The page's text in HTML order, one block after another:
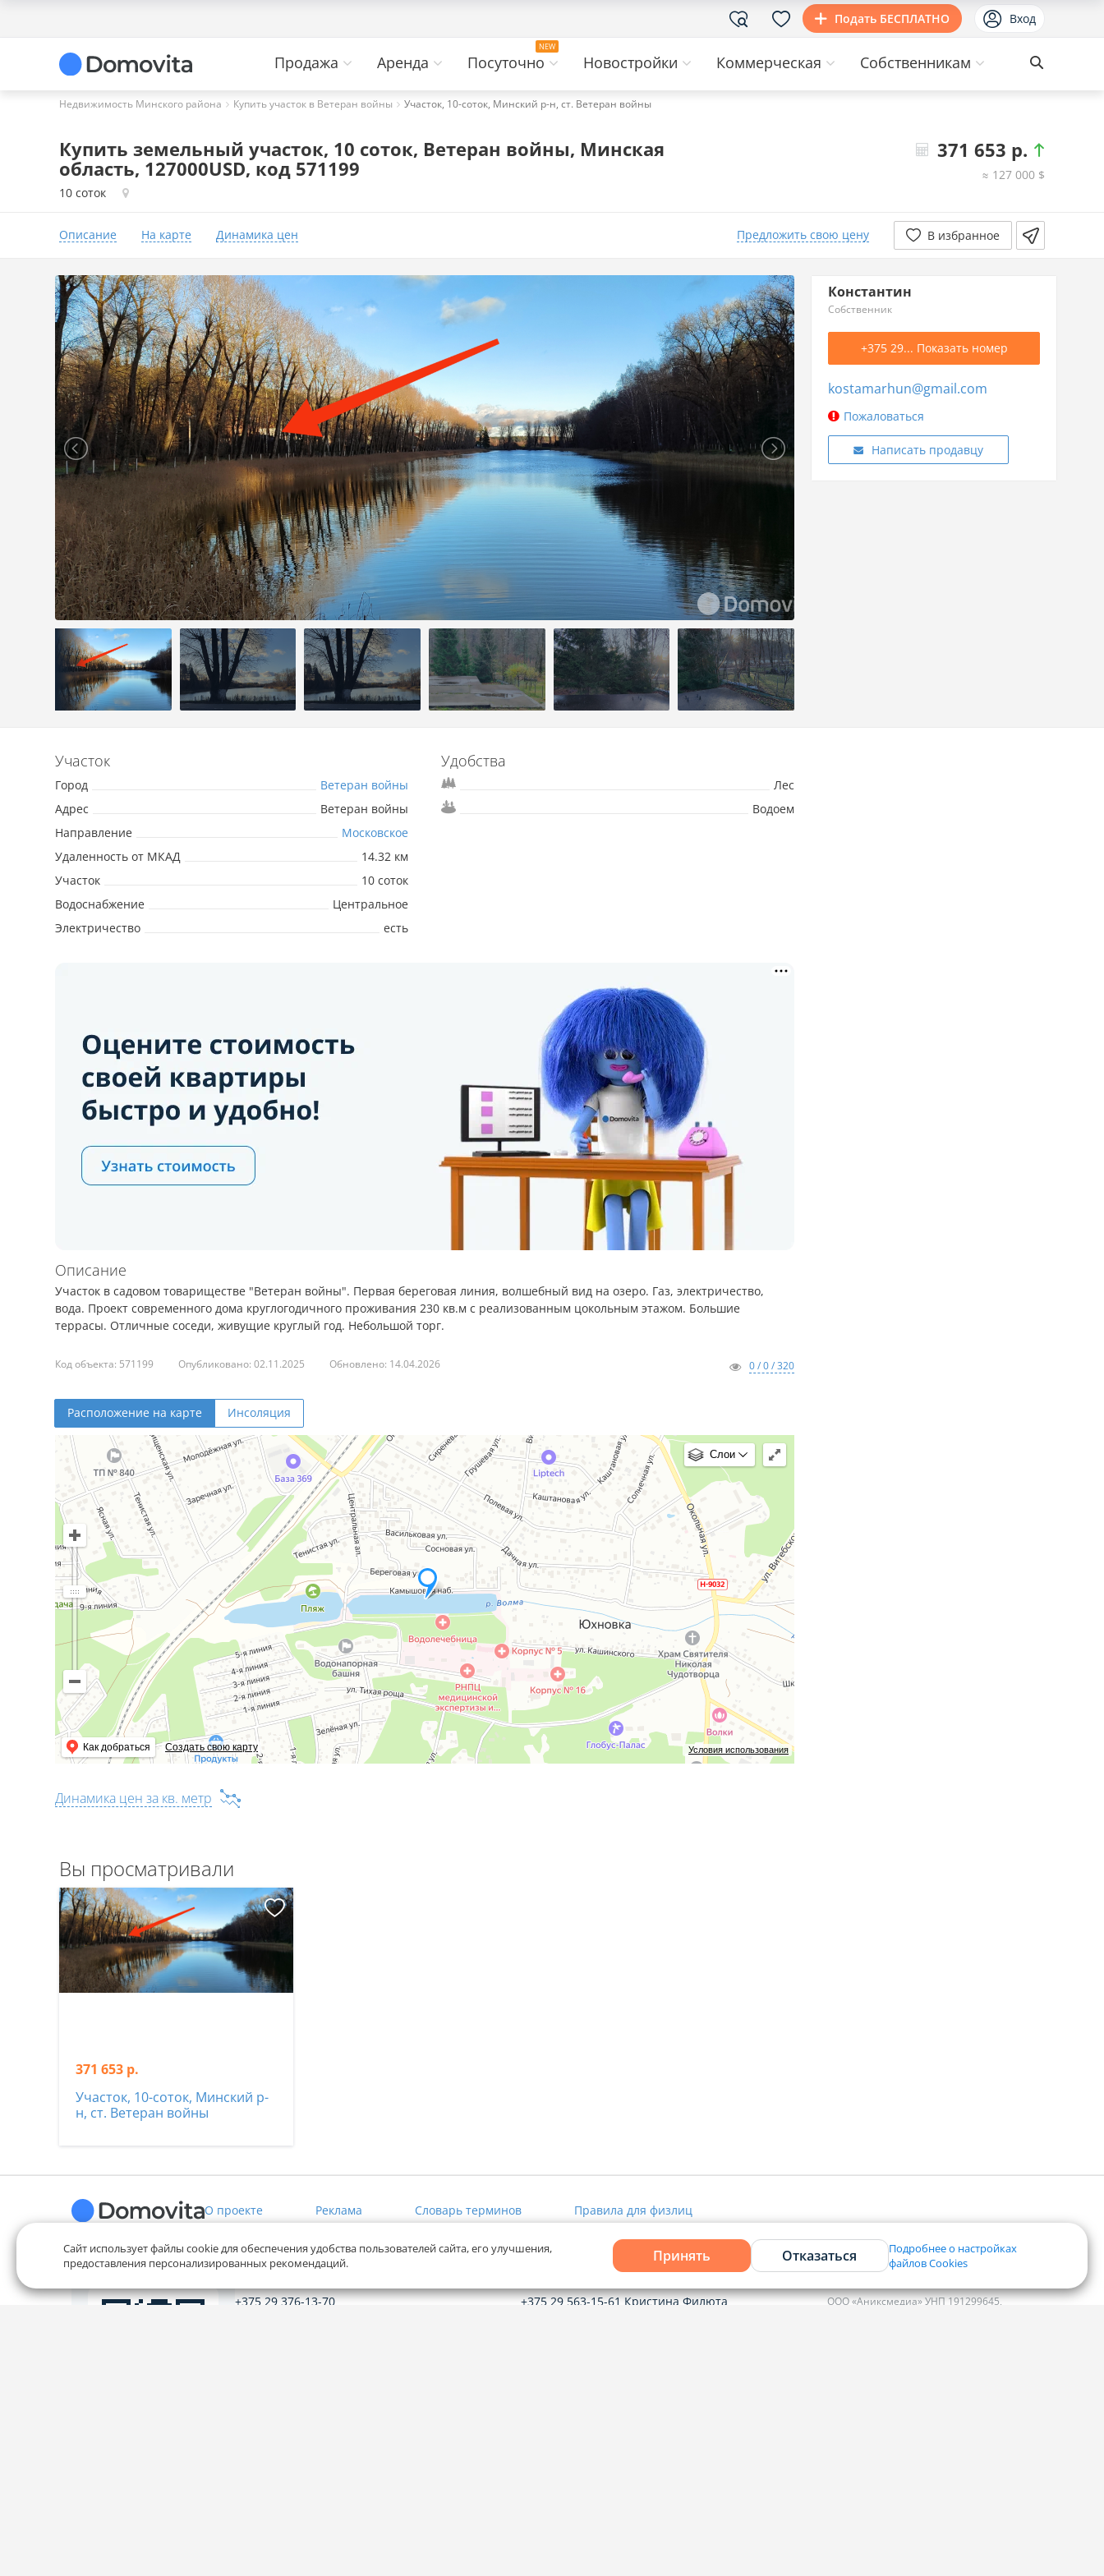
Подать БЕСПЛАТНО Вход
Продажа Аренда Посуточно Новостройки Коммерческая Собственникам
Недвижимость Минского района Купить участок в Ветеран войны Участок, 10-соток, Минский р-н, ст. Ветеран войны
Купить земельный участок, 10 соток, Ветеран войны, Минская
область, 127000USD, код 571199
10 соток
371 653 р.
371 653р. +20 485р.
≈ 127 000 $
Описание На карте Динамика цен Предложить свою цену В избранное
Константин
Собственник
+375 29... Показать номер
kostamarhun@gmail.com
Пожаловаться
Написать продавцу
Участок
Город
Ветеран войны
Адрес
Ветеран войны
Направление
Московское
Удаленность от МКАД
14.32 км
Участок
10 соток
Водоснабжение
Центральное
Электричество
есть
Удобства
Лес
Водоем
Описание
Участок в садовом товариществе "Ветеран войны". Первая береговая линия, волшебный вид на озеро. Газ, электричество,
вода. Проект современного дома круглогодичного проживания 230 кв.м с реализованным цокольным этажом. Большие
террасы. Отличные соседи, живущие круглый год. Небольшой торг.
Код объекта: 571199 Опубликовано: 02.11.2025 Обновлено: 14.04.2026 0 / 0 / 320
Расположение на карте Инсоляция
Условия использования
Как добраться Создать свою карту
Слои
Динамика цен за кв. метр
Вы просматривали
371 653 р.
Участок, 10-соток, Минский р-
н, ст. Ветеран войны
О проекте Реклама Словарь терминов Правила для физлиц
Служба заботы
+375 29 376-13-70
Рекламное сотрудничество
+375 29 563-15-61 Кристина Филюта
Контакты
ООО «Аниксмедиа» УНП 191299645,
Сайт использует файлы cookie для обеспечения удобства пользователей сайта, его улучшения,
предоставления персонализированных рекомендаций.
Принять Отказаться
Подробнее о настройках
файлов Cookies